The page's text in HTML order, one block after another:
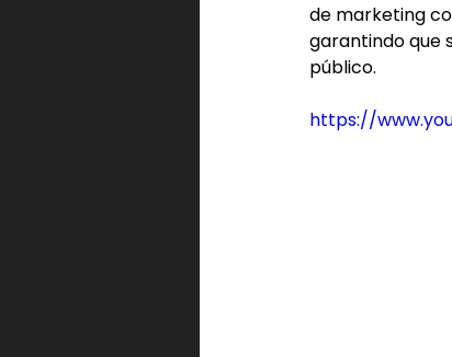
de marketing
garantindo que
público.
https://